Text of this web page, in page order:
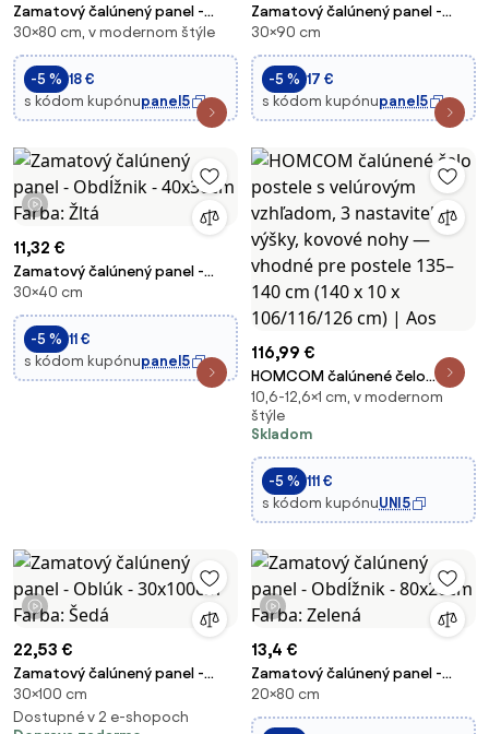
Zamatový čalúnený panel -
Oblúk - 30x80cm Farba: Šedá
30×80 cm, v modernom štýle
-5 % 18 €
s kódom kupónupanel5
Zamatový čalúnený panel -
Obdĺžnik - 90x30cm Farba:
Púdrovoružová
30×90 cm
-5 % 17 €
s kódom kupónupanel5
1 video
11,32 €
Zamatový čalúnený panel -
Obdĺžnik - 40x30cm Farba: Žltá
30×40 cm
-5 % 11 €
s kódom kupónupanel5 116,99 €
HOMCOM čalúnené čelo
postele s velúrovým vzhľadom,
3 nastaviteľné výšky, kovové
nohy — vhodné pre postele
135–140 cm (140 x 10 x
106/116/126 cm) | Aos
10,6-12,6×1 cm, v modernom
štýle
Skladom
-5 % 111 €
s kódom kupónuUNI5
1 video
22,53 €
Zamatový čalúnený panel -
Oblúk - 30x100cm Farba: Šedá
30×100 cm
Dostupné v 2 e-shopoch
1 video
13,4 €
Zamatový čalúnený panel -
Obdĺžnik - 80x20cm Farba:
Zelená
20×80 cm